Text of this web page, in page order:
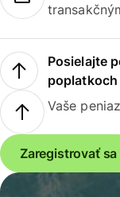
Posielajte
poplatkoch
Vaše
Zaregistrovať sa